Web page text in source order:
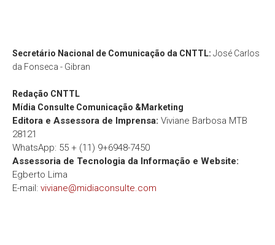
Secretário Nacional de Comunicação da CNTTL: José Carlos
da Fonseca - Gibran
Redação CNTTL
Mídia Consulte Comunicação &Marketing
Editora e Assessora de Imprensa: Viviane Barbosa MTB
28121
WhatsApp: 55 + (11) 9+6948-7450
Assessoria de Tecnologia da Informação e Website:
Egberto Lima
E-mail: viviane@midiaconsulte.com